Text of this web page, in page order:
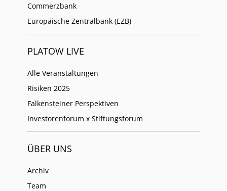
Commerzbank
Europäische Zentralbank (EZB)
PLATOW LIVE
Alle Veranstaltungen
Risiken 2025
Falkensteiner Perspektiven
Investorenforum x Stiftungsforum
ÜBER UNS
Archiv
Team